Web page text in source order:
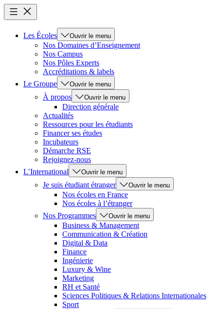
Les Écoles Ouvrir le menu
Nos Domaines d’Enseignement
Nos Campus
Nos Pôles Experts
Accréditations & labels
Le Groupe
Ouvrir le menu
À propos Ouvrir le menu
Direction générale
Actualités
Ressources pour les étudiants
Financer ses études
Incubateurs
Démarche RSE
Rejoignez-nous
L’International
Ouvrir le menu
Je suis étudiant étranger Ouvrir le menu
Nos écoles en France
Nos écoles à l’étranger
Nos Programmes
Ouvrir le menu
Business & Management
Communication & Création
Digital & Data
Finance
Ingénierie
Luxury & Wine
Marketing
RH et Santé
Sciences Politiques & Relations Internationales
Sport